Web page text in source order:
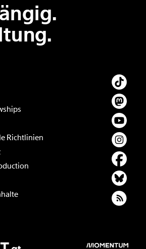
wird nicht öffentlich zugänglich angezeigt.
Richtlinien